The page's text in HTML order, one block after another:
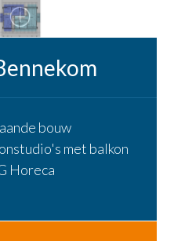
bouw
met balkon
Horeca